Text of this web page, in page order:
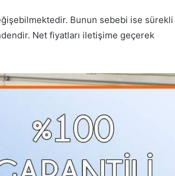
Bunun sebebi ise sürekli
Net fiyatları iletişime geçerek